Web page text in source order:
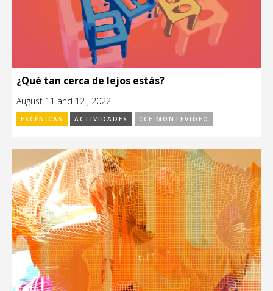
¿Qué tan cerca de lejos estás?
August 11 and 12 , 2022.
ESCÉNICAS ACTIVIDADES CCE MONTEVIDEO